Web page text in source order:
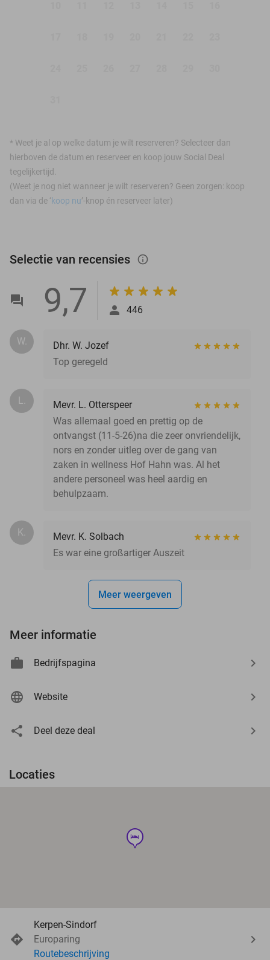
* Weet je al op welke datum je wilt reserveren? Selecteer dan
hierboven de datum en reserveer en koop jouw Social Deal
tegelijkertijd.
(Weet je nog niet wanneer je wilt reserveren? Geen zorgen: koop
dan via de ‘koop nu’-knop én reserveer later)
Selectie van recensies info_outlined
9,7 446
W.
Dhr. W. Jozef
Top geregeld
L.
Mevr. L. Otterspeer
Was allemaal goed en prettig op de
ontvangst (11-5-26)na die zeer onvriendelijk,
nors en zonder uitleg over de gang van
zaken in wellness Hof Hahn was. Al het
andere personeel was heel aardig en
behulpzaam.
K.
Mevr. K. Solbach
Es war eine großartiger Auszeit
Meer weergeven
Meer informatie
Bedrijfspagina
Website
Deel deze deal
Locaties
hotel
Kerpen-Sindorf
Europaring
Routebeschrijving